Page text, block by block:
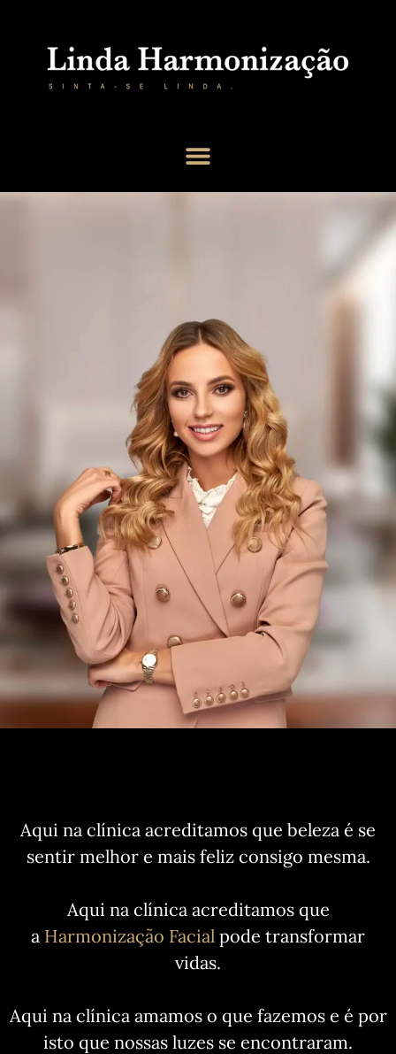
Aqui na clínica acreditamos que beleza é se
sentir melhor e mais feliz consigo mesma.
Aqui na clínica acreditamos que
a Harmonização Facial pode transformar
vidas.
Aqui na clínica amamos o que fazemos e é por
isto que nossas luzes se encontraram.